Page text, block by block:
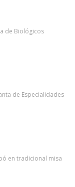
de Biológicos
de Especialidades
en tradicional misa